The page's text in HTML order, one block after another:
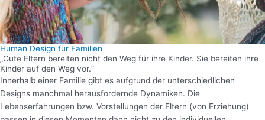
Human Design für Familien
„Gute Eltern bereiten nicht den Weg für ihre Kinder. Sie bereiten ihre
Kinder auf den Weg vor.“
Innerhalb einer Familie gibt es aufgrund der unterschiedlichen
Designs manchmal herausfordernde Dynamiken. Die
Lebenserfahrungen bzw. Vorstellungen der Eltern (von Erziehung)